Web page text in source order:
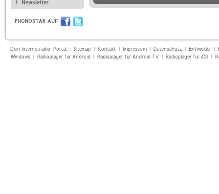
Newsletter
PHONOSTAR AUF
Dein Internetradio-Portal : Sitemap| Kontakt| Impressum| Datenschutz| Entwickler|
Windows| Radioplayer für Android| Radioplayer für Android TV| Radioplayer für iOS|